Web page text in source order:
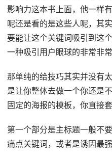
影响力这本书上面，他一样
呢还是看的是这些人呢，其
要能让这个关键词吸引到这
一种吸引用户眼球的非常非
那单纯的给技巧其实并没有
是让你整体去做一个你还是
固定的海报的模板，你直接
第一个部分是主标题一般不
痛点关键词，或者是诱因最强